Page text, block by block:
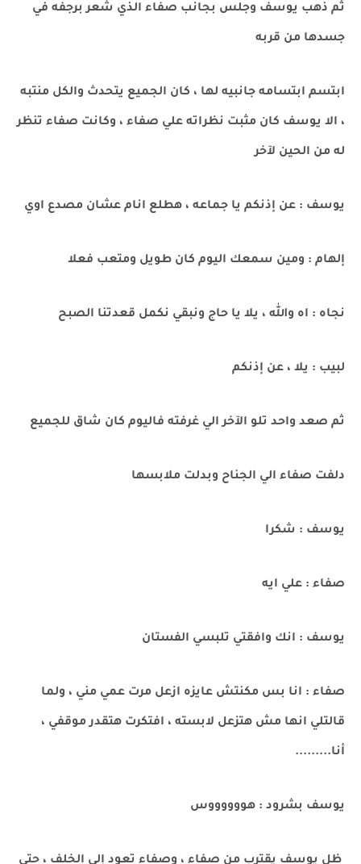
ثم ذهب يوسف وجلس بجانب صفاء الذي شعر برجفه في
جسدها من قربه
ابتسم ابتسامه جانبيه لها ، كان الجميع يتحدث والكل منتبه
، الا يوسف كان مثبت نظراته علي صفاء ، وكانت صفاء تنظر
له من الحين لآخر
يوسف : عن إذنكم يا جماعه ، هطلع انام عشان مصدع اوي
إلهام : ومين سمعك اليوم كان طويل ومتعب فعلا
نجاه : اه والله ، يلا يا حاج ونبقي نكمل قعدتنا الصبح
لبيب : يلا ، عن إذنكم
ثم صعد واحد تلو الآخر الي غرفته فاليوم كان شاق للجميع
دلفت صفاء الي الجناح وبدلت ملابسها
يوسف : شكرا
صفاء : علي ايه
يوسف : انك وافقتي تلبسي الفستان
صفاء : انا بس مكنتش عايزه ازعل مرت عمي مني ، ولما
قالتلي انها مش هتزعل لابسته ، افتكرت هتقدر موقفي ،
أنا.........
يوسف بشرود : هووووووس
ظل يوسف يقترب من صفاء ، وصفاء تعود إلي الخلف ، حتي